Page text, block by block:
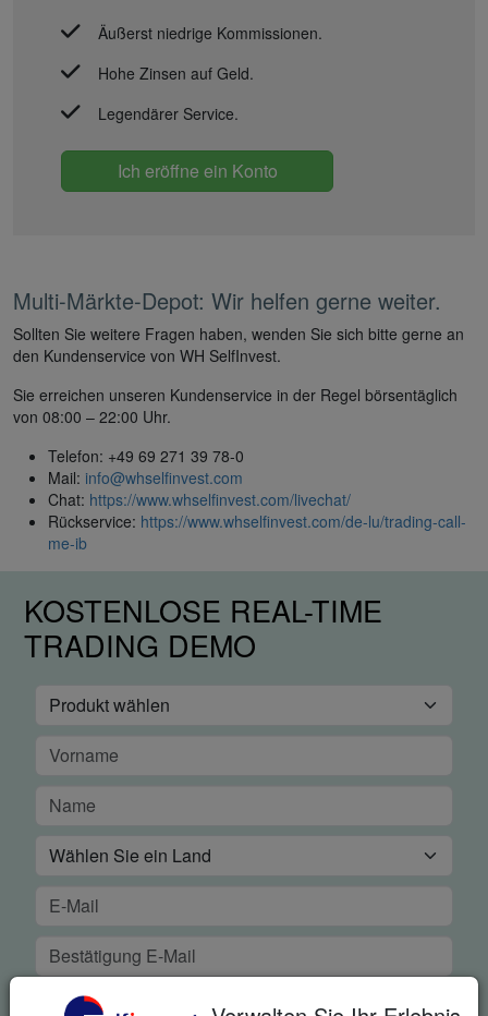
Äußerst niedrige Kommissionen.
Hohe Zinsen auf Geld.
Legendärer Service.
Ich eröffne ein Konto
Multi-Märkte-Depot: Wir helfen gerne weiter.
Sollten Sie weitere Fragen haben, wenden Sie sich bitte gerne an
den Kundenservice von WH SelfInvest.
Sie erreichen unseren Kundenservice in der Regel börsentäglich
von 08:00 – 22:00 Uhr.
Telefon: +49 69 271 39 78-0
Mail: info@whselfinvest.com
Chat: https://www.whselfinvest.com/livechat/
Rückservice: https://www.whselfinvest.com/de-lu/trading-call-
me-ib
KOSTENLOSE REAL-TIME
TRADING DEMO